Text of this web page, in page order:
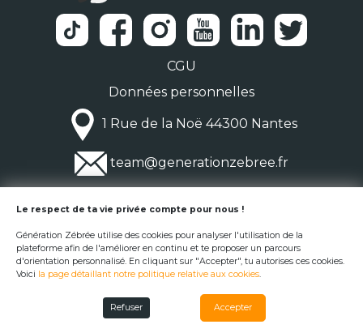
CGU
Données personnelles
1 Rue de la Noë 44300 Nantes
team@generationzebree.fr
© Génération Zébrée 2026
Le respect de ta vie privée compte pour nous !
Génération Zébrée utilise des cookies pour analyser l'utilisation de la
plateforme afin de l'améliorer en continu et te proposer un parcours
d'orientation personnalisé. En cliquant sur "Accepter", tu autorises ces cookies.
Voici la page détaillant notre politique relative aux cookies.
Refuser Accepter